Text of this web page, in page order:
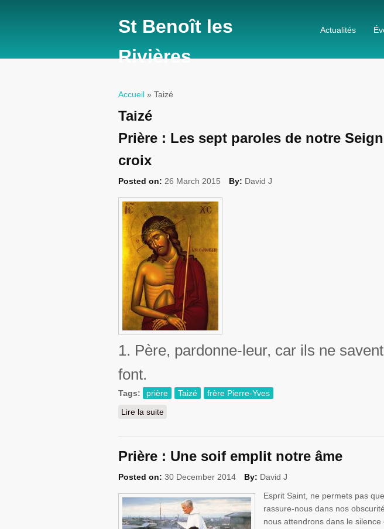
St Benoît les
Rivières
Actualités
Vous êtes ici
Accueil » Taizé
Taizé
Prière : Les sept paroles de notre
croix
Posted on: 26 March 2015 By: David J
1. Père, pardonne-leur, car ils ne savent
font.
Tags: prière Taizé
frère Pierre-Yves
Lire la suite
Prière : Une soif emplit notre âme
Posted on: 30 December 2014 By: David J
Esprit Saint, ne permets pas
rassure-nous dans nos
nous attendrons dans le